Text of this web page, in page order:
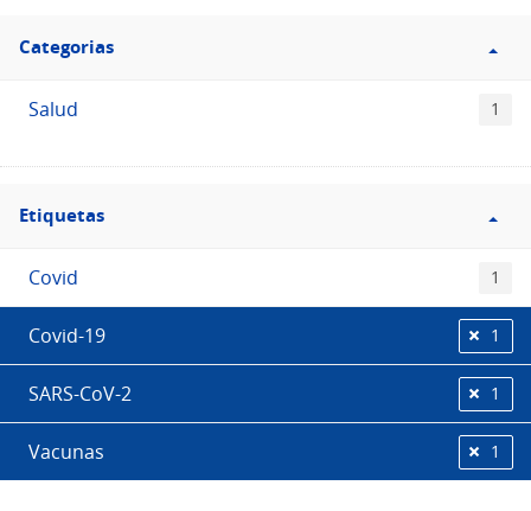
Filtro
Categorias
Categorias
Salud 1
Filtro
Etiquetas
Etiquetas
Covid 1
Covid-19 1
SARS-CoV-2 1
Vacunas 1